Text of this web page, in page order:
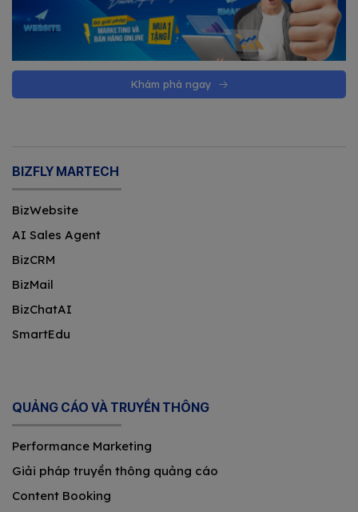
Khám phá ngay
BIZFLY MARTECH
BizWebsite
AI Sales Agent
BizCRM
BizMail
BizChatAI
SmartEdu
QUẢNG CÁO VÀ TRUYỀN THÔNG
Performance Marketing
Giải pháp truyền thông quảng cáo
Content Booking